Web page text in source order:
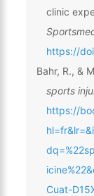
clinic
https://
Bahr, R., &
sports
https://
Cuat-